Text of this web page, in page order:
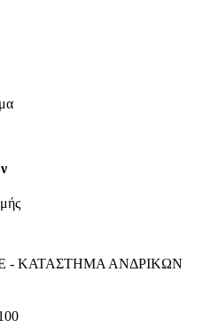
- ΚΑΤΑΣΤΗΜΑ ΑΝΔΡΙΚΩΝ